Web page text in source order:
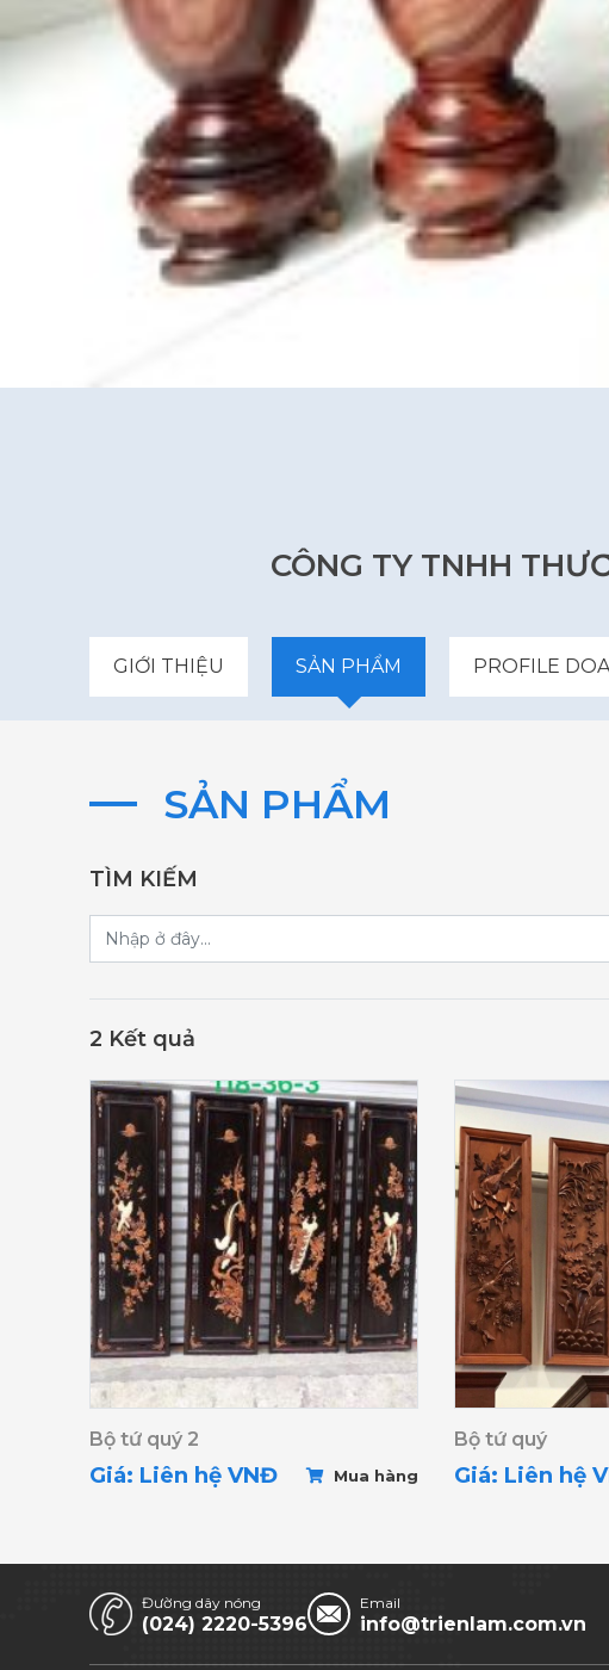
CÔNG TY TNHH
GIỚI THIỆU SẢN PHẨM PROFILE
SẢN PHẨM
TÌM KIẾM
2 Kết quả
Bộ tứ quý 2
Giá: Liên hệ VNĐ Mua hàng
Bộ tứ quý
Giá: Liên hệ
Đường dây nóng
(024) 2220-5396
Email
info@trienlam.com.vn